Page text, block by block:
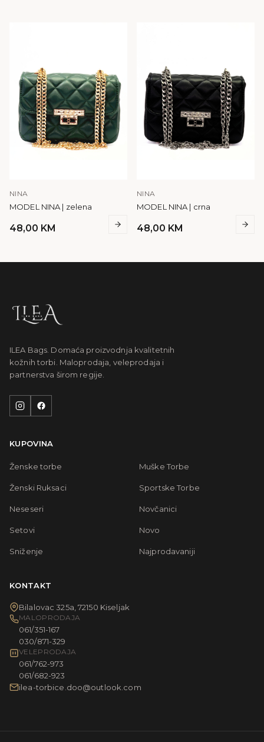
NINA
MODEL NINA | zelena
48,00 KM
NINA
MODEL NINA | crna
48,00 KM
ILEA Bags. Domaća proizvodnja kvalitetnih
kožnih torbi. Maloprodaja, veleprodaja i
partnerstva širom regije.
KUPOVINA
Ženske torbe Muške Torbe
Ženski Ruksaci Sportske Torbe
Neseseri Novčanici
Setovi Novo
Sniženje Najprodavaniji
KONTAKT
Bilalovac 325a, 72150 Kiseljak
MALOPRODAJA
061/351-167
030/871-329
VELEPRODAJA
061/762-973
061/682-923
ilea-torbice.doo@outlook.com